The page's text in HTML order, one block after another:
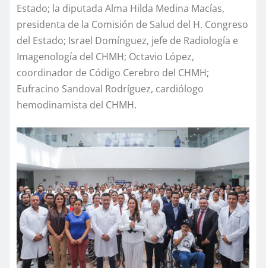
Estado; la diputada Alma Hilda Medina Macías,
presidenta de la Comisión de Salud del H. Congreso
del Estado; Israel Domínguez, jefe de Radiología e
Imagenología del CHMH; Octavio López,
coordinador de Código Cerebro del CHMH;
Eufracino Sandoval Rodríguez, cardiólogo
hemodinamista del CHMH.